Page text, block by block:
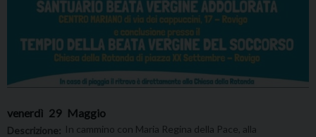
venerdì 29 Maggio
Descrizione: In cammino con Maria Regina della Pace, alla